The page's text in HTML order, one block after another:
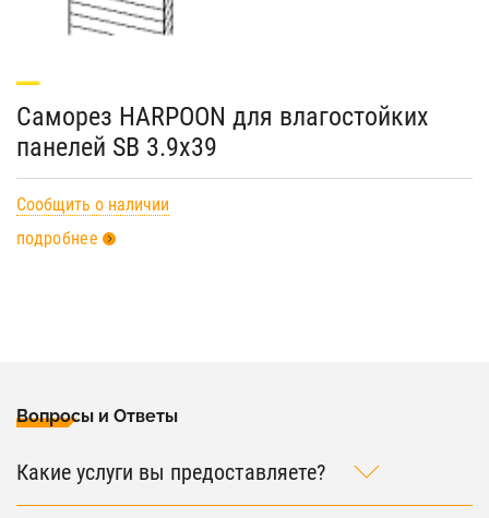
Саморез HARPOON для влагостойких
панелей SB 3.9х39
Сообщить о наличии
подробнее
Вопросы и Ответы
Какие услуги вы предоставляете?